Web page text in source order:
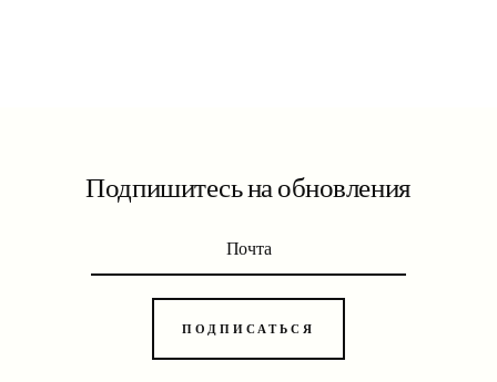
Подпишитесь на обновления
ПОДПИСАТЬСЯ